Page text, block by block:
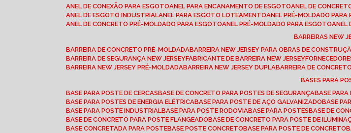
ANEL DE CONEXÃO PARA ESGOTO ANEL PARA ENCANAMENTO DE ESGOTO ANEL DE
ANEL DE ESGOTO INDUSTRIAL ANEL PARA ESGOTO LOTEAMENTO ANEL PRÉ-MOLDADO
ANEL DE CONCRETO PRÉ-MOLDADO PARA ESGOTO ANEL PRÉ-MOLDADO PARA ESGOTO
BARREIRAS NEW
BARREIRA DE CONCRETO PRÉ-MOLDADA BARREIRA NEW JERSEY PARA OBRAS DE
BARREIRA DE SEGURANÇA NEW JERSEY FABRICANTE DE BARREIRA NEW JERSEY
BARREIRA NEW JERSEY PRÉ-MOLDADA BARREIRA NEW JERSEY DUPLA BARREIRA DE
BASES PARA
BASE PARA POSTE DE CERCAS BASE DE CONCRETO PARA POSTES DE SEGURANÇA BASE
BASE PARA POSTES DE ENERGIA ELÉTRICA BASE PARA POSTE DE AÇO GALVANIZADO BASE
BASE PARA POSTE INDUSTRIAL BASE PARA POSTE RODOVIA BASE PARA POSTES BASE DE
BASE DE CONCRETO PARA POSTE FLANGEADO BASE DE CONCRETO PARA POSTE DE
BASE CONCRETADA PARA POSTE BASE POSTE CONCRETO BASE PARA POSTE DE CONCRETO